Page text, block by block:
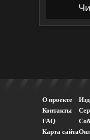
О проекте
Контакты
FAQ
Карта сайта